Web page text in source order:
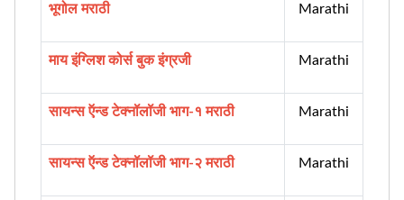
भूगोल मराठी Marathi
माय इंग्लिश कोर्स बुक इंग्रजी Marathi
सायन्स ऍन्ड टेक्नॉलॉजी भाग-१ मराठी Marathi
सायन्स ऍन्ड टेक्नॉलॉजी भाग-२ मराठी Marathi